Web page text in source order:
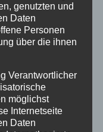
genutzten und
Daten
Personen
über die ihnen
Verantwortlicher
möglichst
Internetseite
Daten